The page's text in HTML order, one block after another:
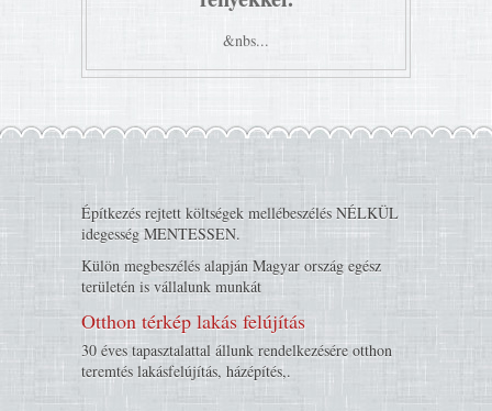
&nbs...
Építkezés rejtett költségek mellébeszélés NÉLKÜL
idegesség MENTESSEN.
Külön megbeszélés alapján Magyar ország egész
területén is vállalunk munkát
Otthon térkép lakás felújítás
30 éves tapasztalattal állunk rendelkezésére otthon
teremtés lakásfelújítás, házépítés,.